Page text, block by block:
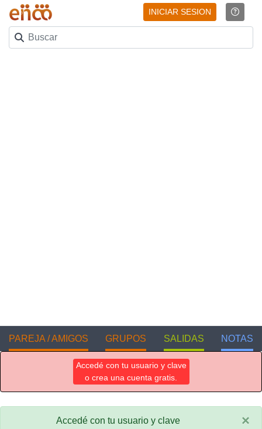
INICIAR SESION
PAREJA / AMIGOS GRUPOS SALIDAS NOTAS
Accedé con tu usuario y clave
o crea una cuenta gratis.
Accedé con tu usuario y clave
×